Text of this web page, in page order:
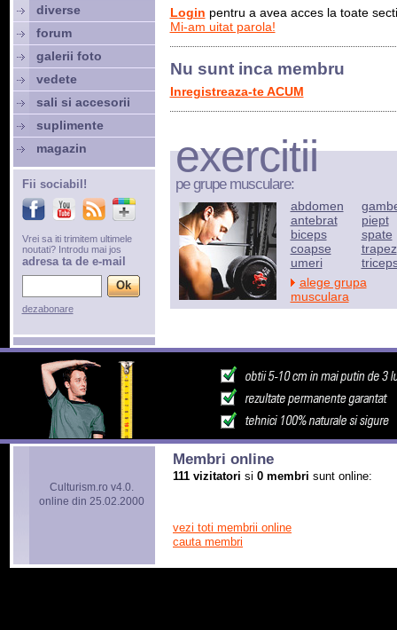
Login pentru a avea acces la toate
Mi-am uitat parola!
Nu sunt inca membru
Inregistreaza-te ACUM
exercitii
pe grupe musculare:
abdomen
antebrat
biceps
coapse
umeri
piept
spate
trapez
alege grupa
musculara
diverse
forum
galerii foto
vedete
sali si accesorii
suplimente
magazin
Fii sociabil!
Vrei sa iti trimitem ultimele
noutati? Introdu mai jos
adresa ta de e-mail
dezabonare
Culturism.ro v4.0.
online din 25.02.2000
Membri online
111 vizitatori si 0 membri sunt online:
vezi toti membrii online
cauta membri